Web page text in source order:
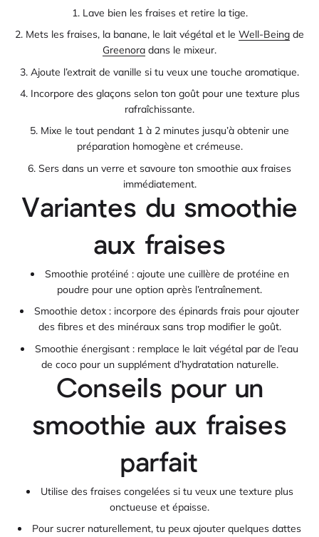
Lave bien les fraises et retire la tige.
Mets les fraises, la banane, le lait végétal et le Well-Being de
Greenora dans le mixeur.
Ajoute l’extrait de vanille si tu veux une touche aromatique.
Incorpore des glaçons selon ton goût pour une texture plus
rafraîchissante.
Mixe le tout pendant 1 à 2 minutes jusqu’à obtenir une
préparation homogène et crémeuse.
Sers dans un verre et savoure ton smoothie aux fraises
immédiatement.
Variantes du smoothie
aux fraises
Smoothie protéiné : ajoute une cuillère de protéine en
poudre pour une option après l’entraînement.
Smoothie detox : incorpore des épinards frais pour ajouter
des fibres et des minéraux sans trop modifier le goût.
Smoothie énergisant : remplace le lait végétal par de l’eau
de coco pour un supplément d’hydratation naturelle.
Conseils pour un
smoothie aux fraises
parfait
Utilise des fraises congelées si tu veux une texture plus
onctueuse et épaisse.
Pour sucrer naturellement, tu peux ajouter quelques dattes